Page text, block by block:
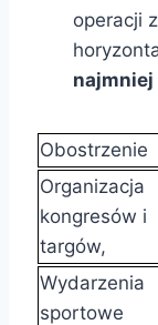
operacji
Obostrzenie
Organizacja
kongresów i
targów,
Wydarzenia
sportowe